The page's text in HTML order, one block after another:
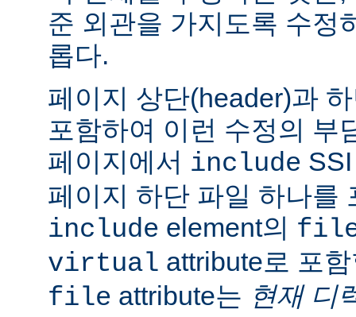
준 외관을 가지도록 수정
롭다.
페이지 상단(header)과
포함하여 이런 수정의 부
페이지에서 include
페이지 하단 파일 하나를
include element의
virtual attribute로 포
file attribute는 현재 디